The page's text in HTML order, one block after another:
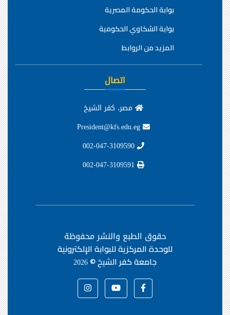
بوابة الحكومة المصرية
بوابة الشكاوي الحكومية
المزيد من الروابط
اتصال
مصر، كفر الشيخ
حقوق الطبع والنشر محفوظة
للوحدة المركزية للبوابة الإلكترونية
جامعة كفر الشيخ ©2026